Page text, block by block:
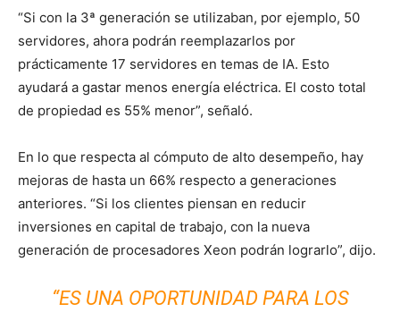
“Si con la 3ª generación se utilizaban, por ejemplo, 50
servidores, ahora podrán reemplazarlos por
prácticamente 17 servidores en temas de IA. Esto
ayudará a gastar menos energía eléctrica. El costo total
de propiedad es 55% menor”, señaló.
En lo que respecta al cómputo de alto desempeño, hay
mejoras de hasta un 66% respecto a generaciones
anteriores. “Si los clientes piensan en reducir
inversiones en capital de trabajo, con la nueva
generación de procesadores Xeon podrán lograrlo”, dijo.
“ES UNA OPORTUNIDAD PARA LOS